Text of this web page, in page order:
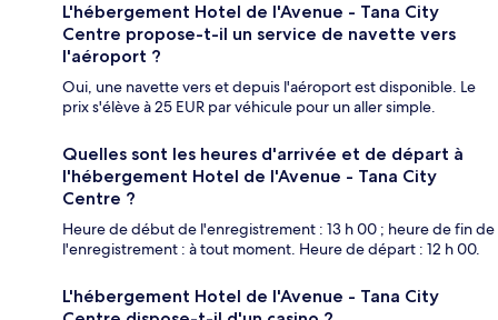
L'hébergement Hotel de l'Avenue - Tana City
Centre propose-t-il un service de navette vers
l'aéroport ?
Oui, une navette vers et depuis l'aéroport est disponible. Le
prix s'élève à 25 EUR par véhicule pour un aller simple.
Quelles sont les heures d'arrivée et de départ à
l'hébergement Hotel de l'Avenue - Tana City
Centre ?
Heure de début de l'enregistrement : 13 h 00 ; heure de fin de
l'enregistrement : à tout moment. Heure de départ : 12 h 00.
L'hébergement Hotel de l'Avenue - Tana City